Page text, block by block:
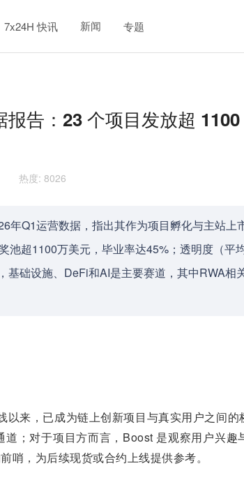
7x24H 快讯 新闻 专题
告：23 个项目发放超
热度: 8026
年Q1运营数据，指出其作为项目孵化与主站上
池超1100万美元，毕业率达45%；透明度（平
基础设施、DeFi和AI是主要赛道，其中RWA相
来，已成为链上创新项目与真实用户之间
；对于项目方而言，Boost 是观察用户兴
哨，为后续现货或合约上线提供参考。